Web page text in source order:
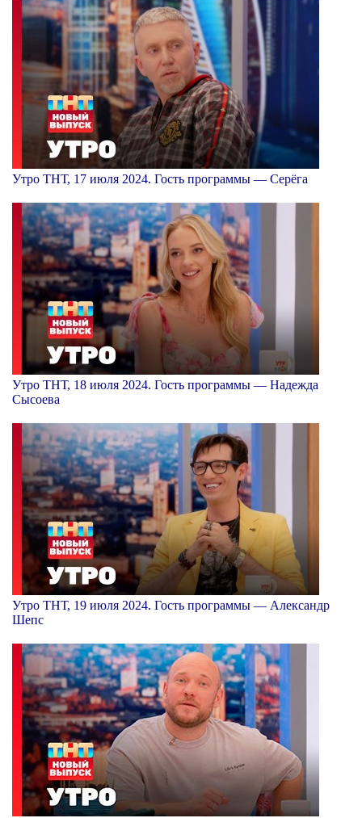
Утро ТНТ, 17 июля 2024. Гость программы — Серёга
Утро ТНТ, 18 июля 2024. Гость программы — Надежда
Сысоева
Утро ТНТ, 19 июля 2024. Гость программы — Александр
Шепс